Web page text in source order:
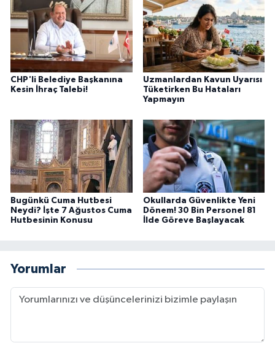
CHP'li Belediye Başkanına
Kesin İhraç Talebi!
Uzmanlardan Kavun Uyarısı
Tüketirken Bu Hataları
Yapmayın
Bugünkü Cuma Hutbesi
Neydi? İşte 7 Ağustos Cuma
Hutbesinin Konusu
Okullarda Güvenlikte Yeni
Dönem! 30 Bin Personel 81
İlde Göreve Başlayacak
Yorumlar